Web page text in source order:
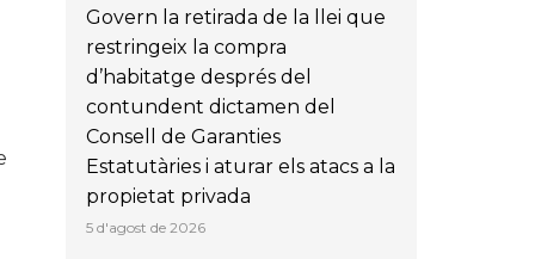
Govern la retirada de la llei que
restringeix la compra
d’habitatge després del
contundent dictamen del
Consell de Garanties
Estatutàries i aturar els atacs a la
propietat privada
5 d'agost de 2026